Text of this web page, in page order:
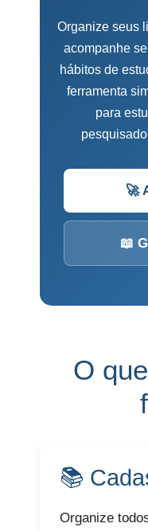
Organize seus
acompanhe
hábitos de
ferramenta
para
🚀
📖
O
📚
Organize